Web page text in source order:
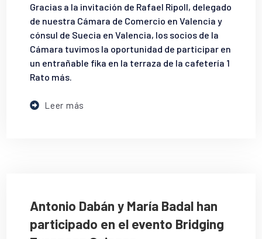
Gracias a la invitación de Rafael Ripoll, delegado
de nuestra Cámara de Comercio en Valencia y
cónsul de Suecia en Valencia, los socios de la
Cámara tuvimos la oportunidad de participar en
un entrañable fika en la terraza de la cafetería 1
Rato más.
Leer más
Antonio Dabán y María Badal han
participado en el evento Bridging